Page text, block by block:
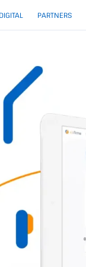
PARTNERS